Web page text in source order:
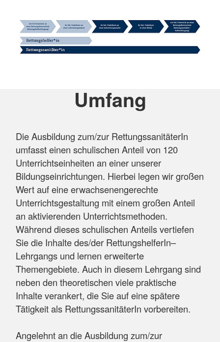
Umfang
Die Ausbildung zum/zur RettungssanitäterIn
umfasst einen schulischen Anteil von 120
Unterrichtseinheiten an einer unserer
Bildungseinrichtungen. Hierbei legen wir großen
Wert auf eine erwachsenengerechte
Unterrichtsgestaltung mit einem großen Anteil
an aktivierenden Unterrichtsmethoden.
Während dieses schulischen Anteils vertiefen
Sie die Inhalte des/der RettungshelferIn–
Lehrgangs und lernen erweiterte
Themengebiete. Auch in diesem Lehrgang sind
neben den theoretischen viele praktische
Inhalte verankert, die Sie auf eine spätere
Tätigkeit als RettungssanitäterIn vorbereiten.
Angelehnt an die Ausbildung zum/zur